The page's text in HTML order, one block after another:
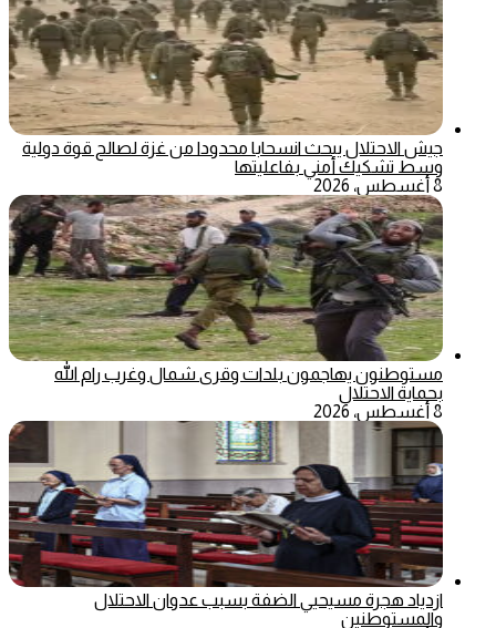
جيش الاحتلال يبحث انسحابا محدودا من غزة لصالح قوة دولية
وسط تشكيك أمني بفاعليتها
8 أغسطس، 2026
مستوطنون يهاجمون بلدات وقرى شمال وغرب رام الله
بحماية الاحتلال
8 أغسطس، 2026
ازدياد هجرة مسيحيي الضفة بسبب عدوان الاحتلال
والمستوطنين